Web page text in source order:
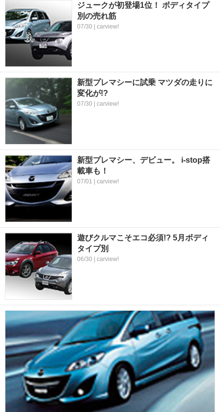
ジュークが初登場1位！ ボディタイプ
別の売れ筋
07/30 | carview!
新型プレマシーに試乗 マツダの走りに
変化が!?
07/30 | carview!
新型プレマシー、デビュー。 i-stop搭
載車も！
07/01 | carview!
遊びクルマこそエコ必須!? 5月ボディ
タイプ別
06/30 | carview!